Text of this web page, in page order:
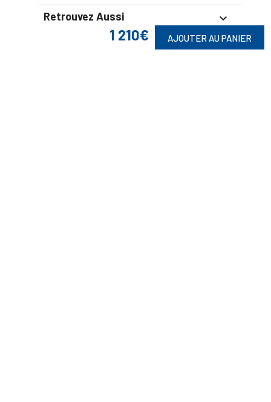
1 210€ AJOUTER AU PANIER
Retrouvez Aussi 